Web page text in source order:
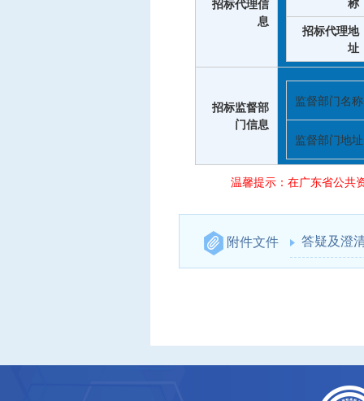
招标代理信
息
招标代理地
址
招标监督部
门信息
监督部门名称
监督部门地址
温馨提示：在广东省公共
附件文件 答疑及澄